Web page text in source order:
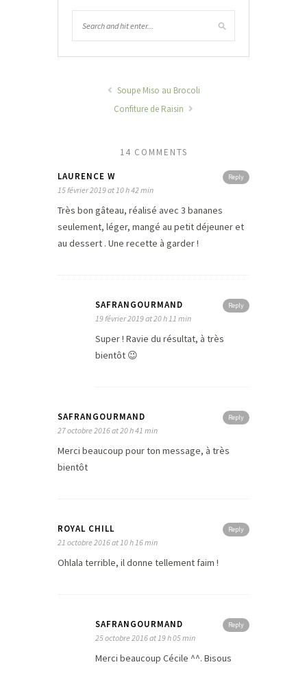
Soupe Miso au Brocoli
Confiture de Raisin
14 COMMENTS
Reply
LAURENCE W
15 février 2019 at 10 h 42 min
Très bon gâteau, réalisé avec 3 bananes
seulement, léger, mangé au petit déjeuner et
au dessert . Une recette à garder !
Reply
SAFRANGOURMAND
19 février 2019 at 20 h 11 min
Super ! Ravie du résultat, à très
bientôt 😉
Reply
SAFRANGOURMAND
27 octobre 2016 at 20 h 41 min
Merci beaucoup pour ton message, à très
bientôt
Reply
ROYAL CHILL
21 octobre 2016 at 10 h 16 min
Ohlala terrible, il donne tellement faim !
Reply
SAFRANGOURMAND
25 octobre 2016 at 19 h 05 min
Merci beaucoup Cécile ^^. Bisous